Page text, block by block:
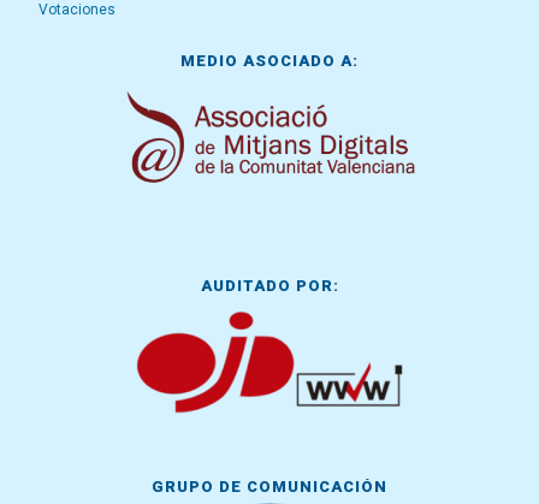
Votaciones
MEDIO ASOCIADO A:
AUDITADO POR:
GRUPO DE COMUNICACIÓN